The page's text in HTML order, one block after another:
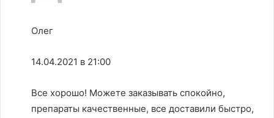
Олег
14.04.2021 в 21:00
Все хорошо! Можете заказывать спокойно,
препараты качественные, все доставили быстро,